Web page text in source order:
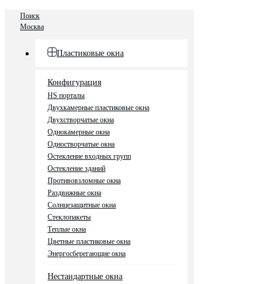
Поиск
Москва
Пластиковые окна
Конфигурация
HS порталы
Двухкамерные пластиковые окна
Двухстворчатые окна
Однокамерные окна
Одностворчатые окна
Остекление входных групп
Остекление зданий
Противовзломные окна
Раздвижные окна
Солнцезащитные окна
Стеклопакеты
Теплые окна
Цветные пластиковые окна
Энергосберегающие окна
Нестандартные окна